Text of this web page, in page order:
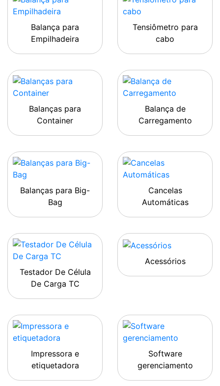
Balança para
Empilhadeira
Tensiômetro para
cabo
Balanças para
Container
Balança de
Carregamento
Balanças para Big-
Bag
Cancelas
Automáticas
Testador De Célula
De Carga TC
Acessórios
Impressora e
etiquetadora
Software
gerenciamento